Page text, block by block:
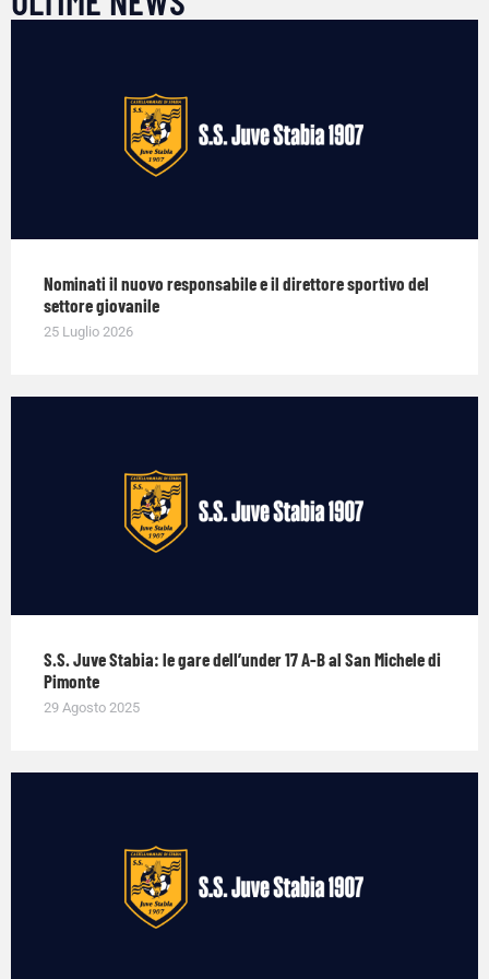
Nominati il nuovo responsabile e il direttore sportivo del
settore giovanile
25 Luglio 2026
S.S. Juve Stabia: le gare dell’under 17 A-B al San Michele di
Pimonte
29 Agosto 2025